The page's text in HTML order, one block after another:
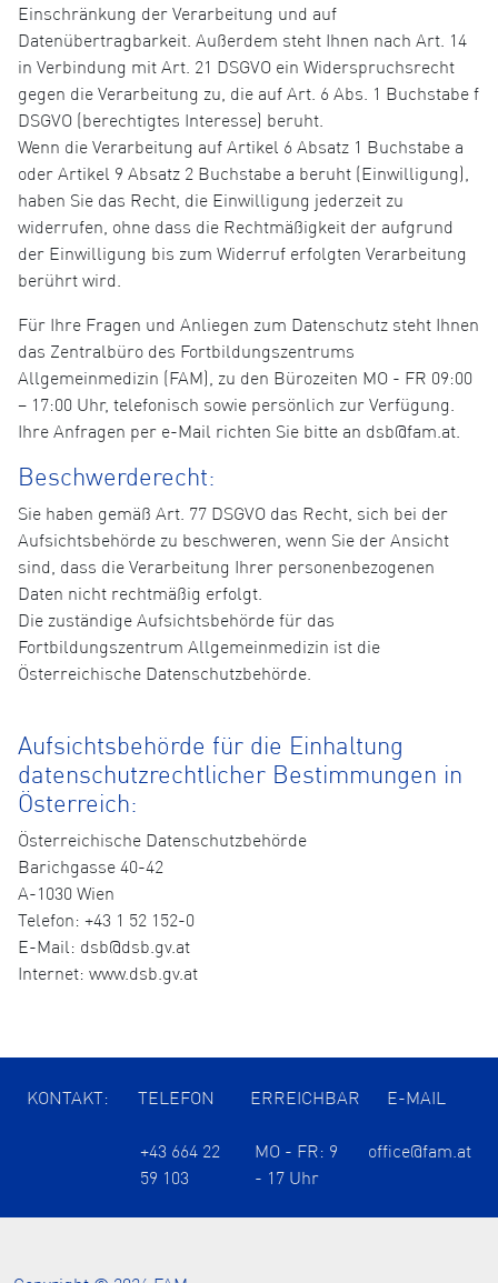
Einschränkung der Verarbeitung und auf
Datenübertragbarkeit. Außerdem steht Ihnen nach Art. 14
in Verbindung mit Art. 21 DSGVO ein Widerspruchsrecht
gegen die Verarbeitung zu, die auf Art. 6 Abs. 1 Buchstabe f
DSGVO (berechtigtes Interesse) beruht.
Wenn die Verarbeitung auf Artikel 6 Absatz 1 Buchstabe a
oder Artikel 9 Absatz 2 Buchstabe a beruht (Einwilligung),
haben Sie das Recht, die Einwilligung jederzeit zu
widerrufen, ohne dass die Rechtmäßigkeit der aufgrund
der Einwilligung bis zum Widerruf erfolgten Verarbeitung
berührt wird.
Für Ihre Fragen und Anliegen zum Datenschutz steht Ihnen
das Zentralbüro des Fortbildungszentrums
Allgemeinmedizin (FAM), zu den Bürozeiten MO - FR 09:00
– 17:00 Uhr, telefonisch sowie persönlich zur Verfügung.
Ihre Anfragen per e-Mail richten Sie bitte an dsb@fam.at.
Beschwerderecht:
Sie haben gemäß Art. 77 DSGVO das Recht, sich bei der
Aufsichtsbehörde zu beschweren, wenn Sie der Ansicht
sind, dass die Verarbeitung Ihrer personenbezogenen
Daten nicht rechtmäßig erfolgt.
Die zuständige Aufsichtsbehörde für das
Fortbildungszentrum Allgemeinmedizin ist die
Österreichische Datenschutzbehörde.
Aufsichtsbehörde für die Einhaltung
datenschutzrechtlicher Bestimmungen in
Österreich:
Österreichische Datenschutzbehörde
Barichgasse 40-42
A-1030 Wien
Telefon: +43 1 52 152-0
E-Mail: dsb@dsb.gv.at
Internet: www.dsb.gv.at
KONTAKT: TELEFON ERREICHBAR E-MAIL
+43 664 22
59 103
MO - FR: 9
- 17 Uhr
office@fam.at